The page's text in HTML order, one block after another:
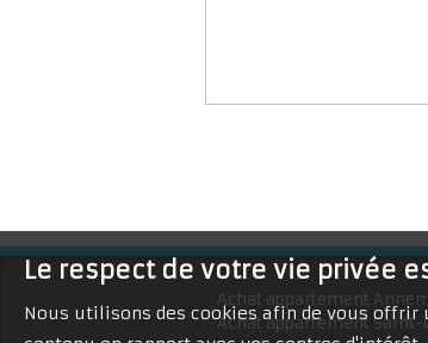
Achat appartement
Achat appartement Saint-
Le respect de votre vie privée
Nous utilisons des cookies afin de vous offrir